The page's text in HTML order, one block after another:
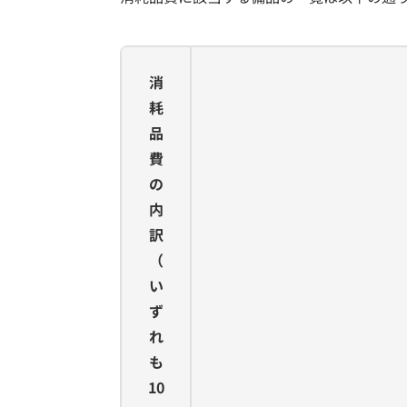
消
耗
品
費
の
内
訳
（
い
ず
れ
も
10